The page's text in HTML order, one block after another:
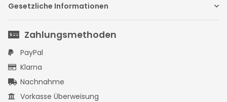
Gesetzliche Informationen
Zahlungsmethoden
PayPal
Klarna
Nachnahme
Vorkasse Überweisung